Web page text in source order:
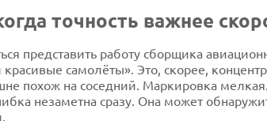
точность важнее
представить работу сборщика
красивые самолёты». Это, скорее,
похож на соседний. Маркировка
незаметна сразу. Она может